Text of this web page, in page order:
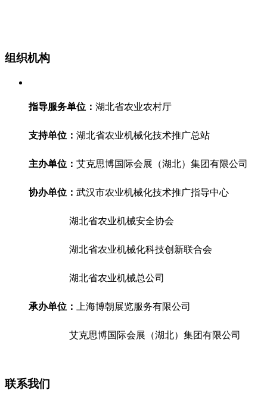
组织机构
指导服务单位： 湖北省农业农村厅
支持单位： 湖北省农业机械化技术推广总站
主办单位： 艾克思博国际会展（湖北）集团有限公司
协办单位： 武汉市农业机械化技术推广指导中心
湖北省农业机械安全协会
湖北省农业机械化科技创新联合会
湖北省农业机械总公司
承办单位： 上海博朝展览服务有限公司
艾克思博国际会展（湖北）集团有限公司
联系我们